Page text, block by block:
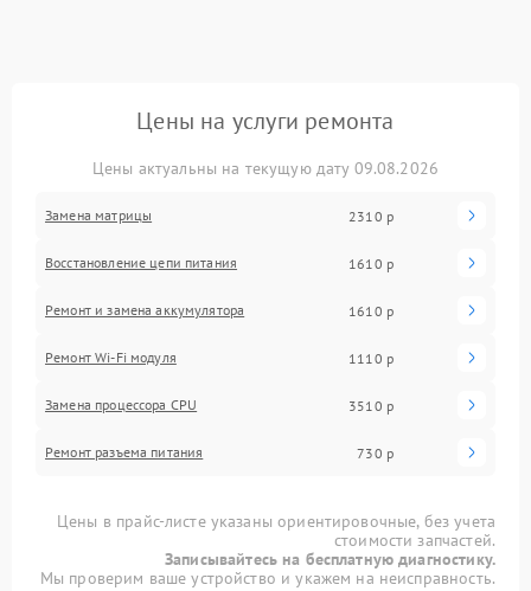
Цены на услуги ремонта
Цены актуальны на текущую дату 09.08.2026
Замена матрицы 2310 р
Восстановление цепи питания 1610 р
Ремонт и замена аккумулятора 1610 р
Ремонт Wi-Fi модуля 1110 р
Замена процессора CPU 3510 р
Ремонт разъема питания 730 р
Цены в прайс-листе указаны ориентировочные, без учета
стоимости запчастей.
Записывайтесь на бесплатную диагностику.
Мы проверим ваше устройство и укажем на неисправность.